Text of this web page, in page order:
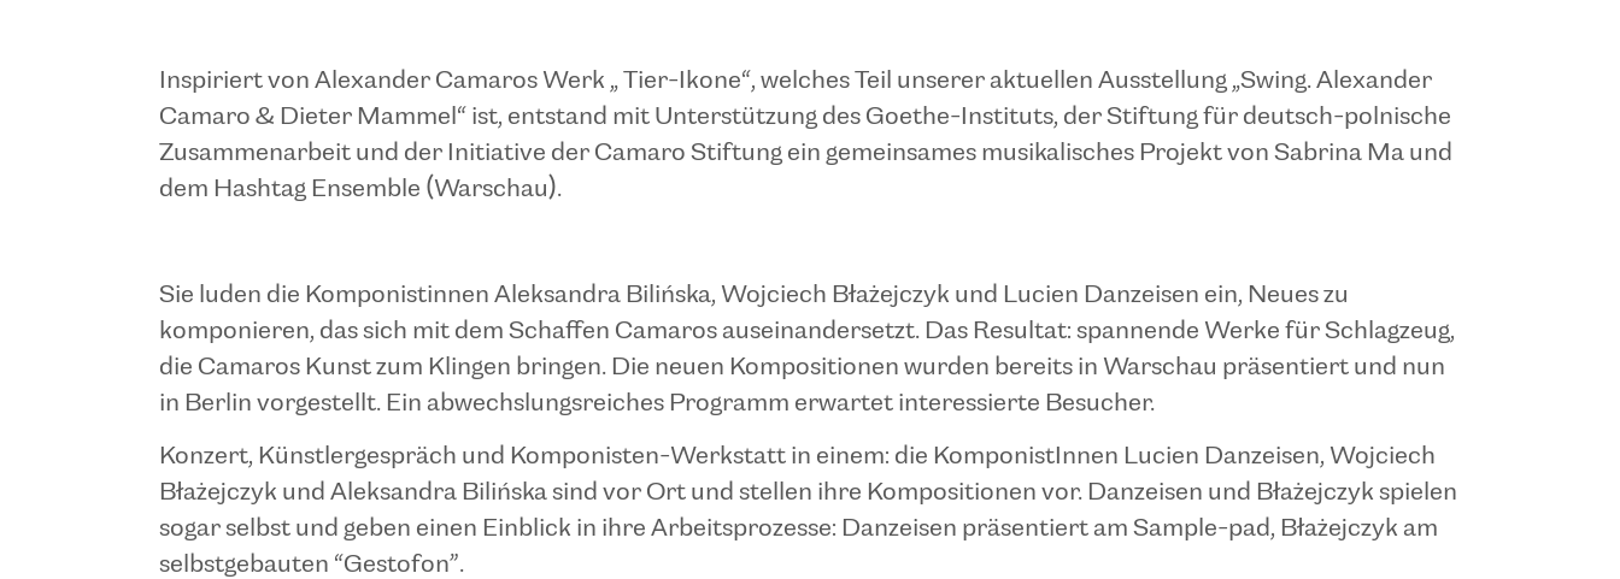
Inspiriert von Alexander Camaros Werk „ Tier-Ikone“, welches Teil unserer aktuellen Ausstellung „Swing. Alexander
Camaro & Dieter Mammel“ ist, entstand mit Unterstützung des Goethe-Instituts, der Stiftung für deutsch-polnische
Zusammenarbeit und der Initiative der Camaro Stiftung ein gemeinsames musikalisches Projekt von Sabrina Ma und
dem Hashtag Ensemble (Warschau).
Sie luden die Komponistinnen Aleksandra Bilińska, Wojciech Błażejczyk und Lucien Danzeisen ein, Neues zu
komponieren, das sich mit dem Schaffen Camaros auseinandersetzt. Das Resultat: spannende Werke für Schlagzeug,
die Camaros Kunst zum Klingen bringen. Die neuen Kompositionen wurden bereits in Warschau präsentiert und nun
in Berlin vorgestellt. Ein abwechslungsreiches Programm erwartet interessierte Besucher.
Konzert, Künstlergespräch und Komponisten-Werkstatt in einem: die KomponistInnen Lucien Danzeisen, Wojciech
Błażejczyk und Aleksandra Bilińska sind vor Ort und stellen ihre Kompositionen vor. Danzeisen und Błażejczyk spielen
sogar selbst und geben einen Einblick in ihre Arbeitsprozesse: Danzeisen präsentiert am Sample-pad, Błażejczyk am
selbstgebauten “Gestofon”.